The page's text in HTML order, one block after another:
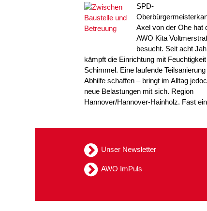
SPD-
Axel von der Ohe hat
AWO Kita
besucht. Seit acht
kämpft die Einrichtung mit
Schimmel. Eine laufende
Abhilfe schaffen – bringt im Alltag
neue Belastungen mit sich. Region
Hannover/Hannover-Hainholz. Fast
Unser Newsletter
AWO ImPuls